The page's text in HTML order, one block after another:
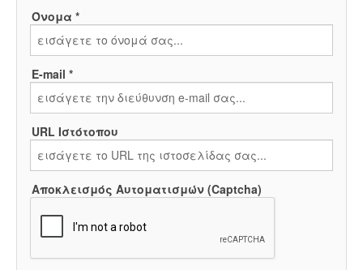
Όνομα *
E-mail *
URL Ιστότοπου
Αποκλεισμός Αυτοματισμών (Captcha)